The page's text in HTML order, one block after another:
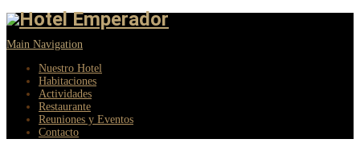
Main Navigation
Nuestro Hotel
Habitaciones
Actividades
Restaurante
Reuniones y Eventos
Contacto